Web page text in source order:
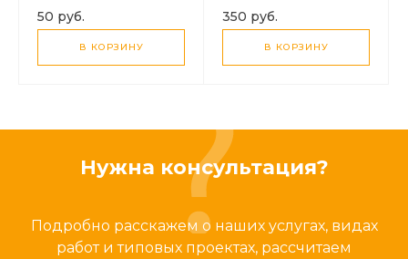
50 руб.
В КОРЗИНУ
350 руб.
В КОРЗИНУ
Нужна консультация?
Подробно расскажем о наших услугах, видах
работ и типовых проектах, рассчитаем